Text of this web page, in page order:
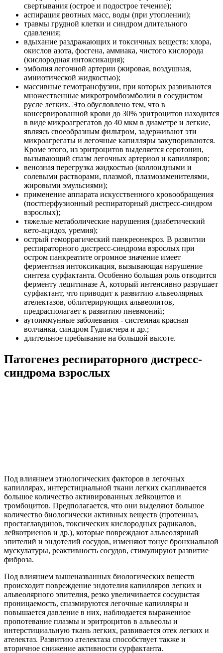
свертывания (острое и подострое течение);
аспирация рвотных масс, воды (при утоплении);
травмы грудной клетки и синдром длительного
сдавления;
вдыхание раздражающих и токсичных веществ: хлора,
окислов азота, фосгена, аммиака, чистого кислорода
(кислородная интоксикация);
эмболия легочной артерии (жировая, воздушная,
амниотической жидкостью);
массивные гемотрансфузии, при которых развиваются
множественные микротромбоэмболии в сосудистом
русле легких. Это обусловлено тем, что в
консервированной крови до 30% эритроцитов находится
в виде микроагрегатов до 40 мкм в диаметре и легкие,
являясь своеобразным фильтром, задерживают эти
микроагрегаты и легочные капилляры закупориваются.
Кроме этого, из эритроцитов выделяется серотонин,
вызывающий спазм легочных артериол и капилляров;
венозная перегрузка жидкостью (коллоидными и
солевыми растворами, плазмой, плазмозаменителями,
жировыми эмульсиями);
применение аппарата искусственного кровообращения
(постперфузионный респираторный дистресс-синдром
взрослых);
тяжелые метаболические нарушения (диабетический
кето-ацидоз, уремия);
острый геморрагический панкреонекроз. В развитии
респираторного дистресс-синдрома взрослых при
остром панкреатите огромное значение имеет
ферментная интоксикация, вызывающая нарушение
синтеза сурфактанта. Особенно большая роль отводится
ферменту лецитиназе А, который интенсивно разрушает
сурфактант, что приводит к развитию альвеолярных
ателектазов, облитерирующих альвеолитов,
предрасполагает к развитию пневмоний;
аутоиммунные заболевания - системная красная
волчанка, синдром Гудпасчера и др.;
длительное пребывание на большой высоте.
Патогенез респираторного дистресс-
синдрома взрослых
Под влиянием этиологических факторов в легочных
капиллярах, интерстициальной ткани легких скапливается
большое количество активированных лейкоцитов и
тромбоцитов. Предполагается, что они выделяют большое
количество биологически активных веществ (протеиназ,
простаглавдинов, токсических кислородных радикалов,
лейкотриенов и др.), которые повреждают альвеолярный
эпителий и эндотелий сосудов, изменяют тонус бронхиальной
мускулатуры, реактивность сосудов, стимулируют развитие
фиброза.
Под влиянием вышеназванных биологических веществ
происходит повреждение эндотелия капилляров легких и
альвеолярного эпителия, резко увеличивается сосудистая
проницаемость, спазмируются легочные капилляры и
повышается давление в них, наблюдается выраженное
пропотевание плазмы и эритроцитов в альвеолы и
интерстициальную ткань легких, развивается отек легких и
ателектаз. Развитию ателектаза способствует также и
вторичное снижение активности сурфактанта.